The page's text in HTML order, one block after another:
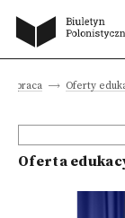
i praca Oferty
Oferta